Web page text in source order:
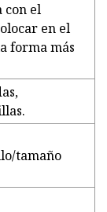
con el
en el
forma más
tamaño